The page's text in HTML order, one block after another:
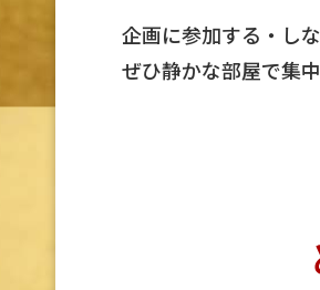
企画に参加する・し
ぜひ静かな部屋で集